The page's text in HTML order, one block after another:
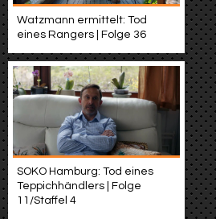
Watzmann ermittelt: Tod
eines Rangers | Folge 36
SOKO Hamburg: Tod eines
Teppichhändlers | Folge
11/Staffel 4